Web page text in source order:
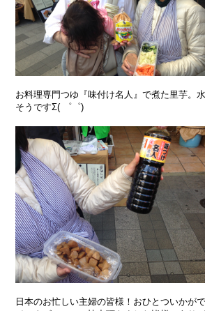
お料理専門つゆ『味付け名人』で煮た里芋。
そうですΣ( ゜゜)
日本のお忙しい主婦の皆様！おひとついかが